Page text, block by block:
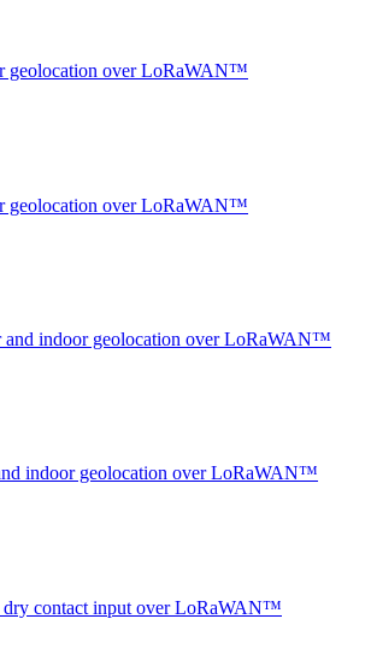
geolocation over LoRaWAN™
geolocation over LoRaWAN™
and indoor geolocation over LoRaWAN™
indoor geolocation over LoRaWAN™
dry contact input over LoRaWAN™